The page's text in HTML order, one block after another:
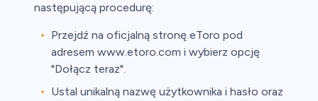
następującą procedurę:
Przejdź na oficjalną stronę eToro pod
adresem www.etoro.com i wybierz opcję
"Dołącz teraz".
Ustal unikalną nazwę użytkownika i hasło oraz